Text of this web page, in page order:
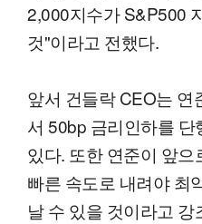
2,000지수가 S&P500
것"이라고 전했다.
앞서 건들락 CEO는 연
서 50bp 금리인하를
있다. 또한 연준이 앞
빠른 속도로 내려야 최
날 수 있을 것이라고 강